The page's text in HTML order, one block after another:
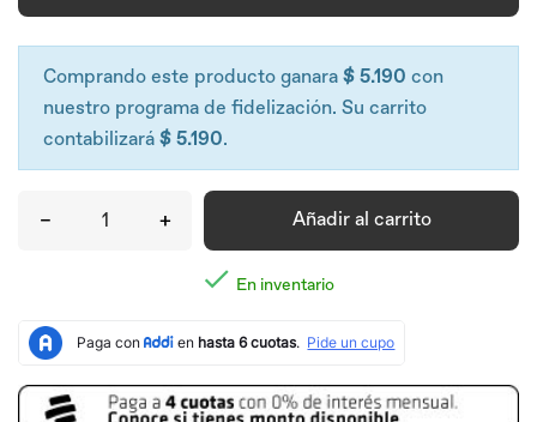
Comprando este producto ganara $ 5.190 con
nuestro programa de fidelización. Su carrito
contabilizará $ 5.190.
– + Añadir al carrito
 En inventario